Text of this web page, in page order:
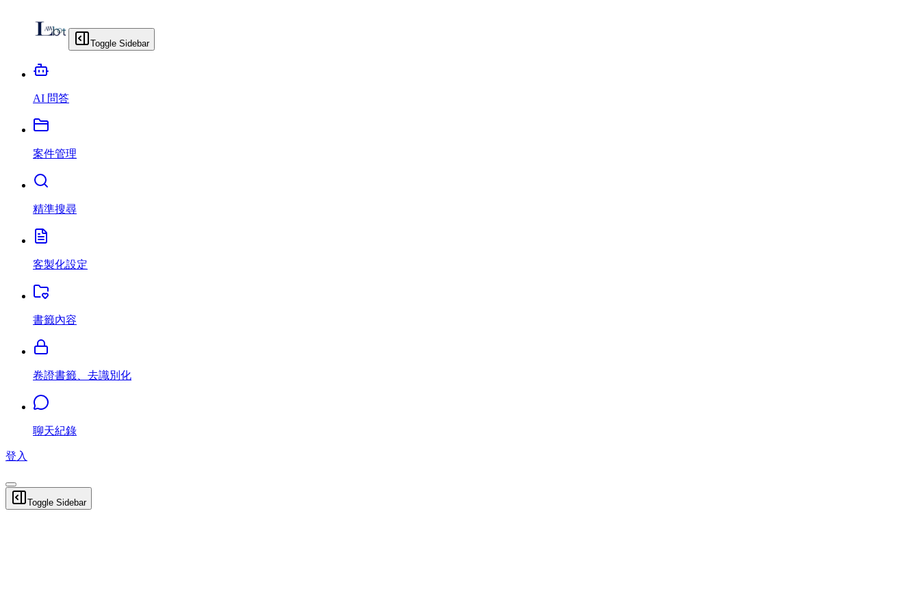
Toggle Sidebar
AI 問答
案件管理
精準搜尋
客製化設定
書籤內容
卷證書籤、去識別化
聊天紀錄
登入
Toggle Sidebar